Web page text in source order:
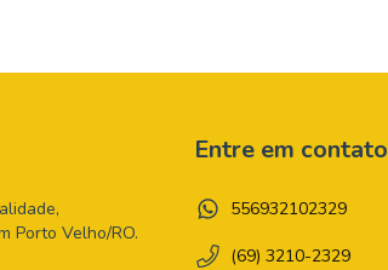
Porto Velho/RO.
Entre em contato
556932102329
(69) 3210-2329